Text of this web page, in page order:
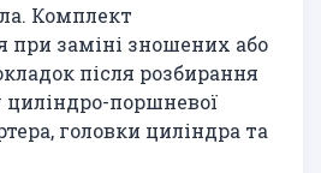
Комплект
при заміні зношених або
після розбирання
поршневої
головки циліндра та